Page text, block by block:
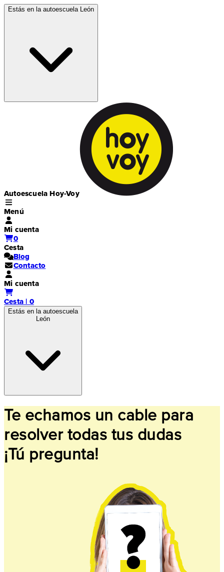
Estás en la autoescuela León
Autoescuela Hoy-Voy
Menú
Mi cuenta
0
Cesta
Blog
Contacto
Mi cuenta
Cesta | 0
Estás en la autoescuela
León
Te echamos un cable para
resolver todas tus dudas
¡Tú pregunta!